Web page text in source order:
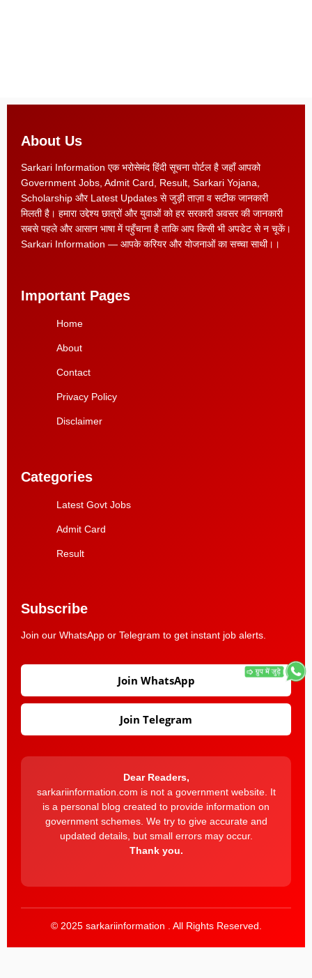
About Us
Sarkari Information एक भरोसेमंद हिंदी सूचना पोर्टल है जहाँ आपको
Government Jobs, Admit Card, Result, Sarkari Yojana,
Scholarship और Latest Updates से जुड़ी ताज़ा व सटीक जानकारी
मिलती है। हमारा उद्देश्य छात्रों और युवाओं को हर सरकारी अवसर की जानकारी
सबसे पहले और आसान भाषा में पहुँचाना है ताकि आप किसी भी अपडेट से न चूकें।
Sarkari Information — आपके करियर और योजनाओं का सच्चा साथी।।
Important Pages
Home
About
Contact
Privacy Policy
Disclaimer
Categories
Latest Govt Jobs
Admit Card
Result
Subscribe
Join our WhatsApp or Telegram to get instant job alerts.
Join WhatsApp
Join Telegram
Dear Readers,
sarkariinformation.com is not a government website. It
is a personal blog created to provide information on
government schemes. We try to give accurate and
updated details, but small errors may occur.
Thank you.
© 2025 sarkariinformation . All Rights Reserved.